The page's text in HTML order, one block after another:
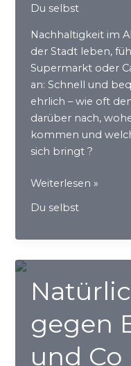
Du selbst
Nachhaltigkeit im
der Stadt leben,
Supermarkt oder
an: Schnell und
ehrlich – wie oft
darüber nach,
kommen und
sich bringt ?
Stadt
lebst
du?
Weiterlesen »
Du selbst
gegen
und Co